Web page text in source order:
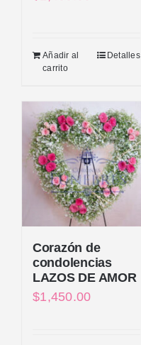
Añadir al
carrito
Detalles
Corazón de
condolencias
LAZOS DE AMOR
$1,450.00